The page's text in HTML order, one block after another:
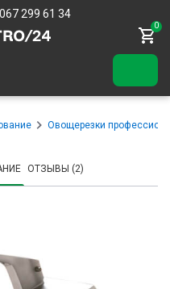
067 299 61 34
0
Овощерезки
ОТЗЫВЫ (2)